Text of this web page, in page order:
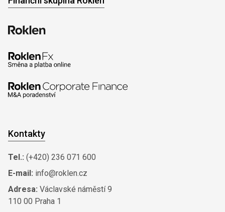
Kontakty
Tel.: (+420) 236 071 600
E-mail: info@roklen.cz
Adresa: Václavské náměstí 9
110 00 Praha 1